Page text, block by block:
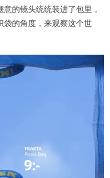
的镜头统统装进了包里，
袋的角度，来观察这个世